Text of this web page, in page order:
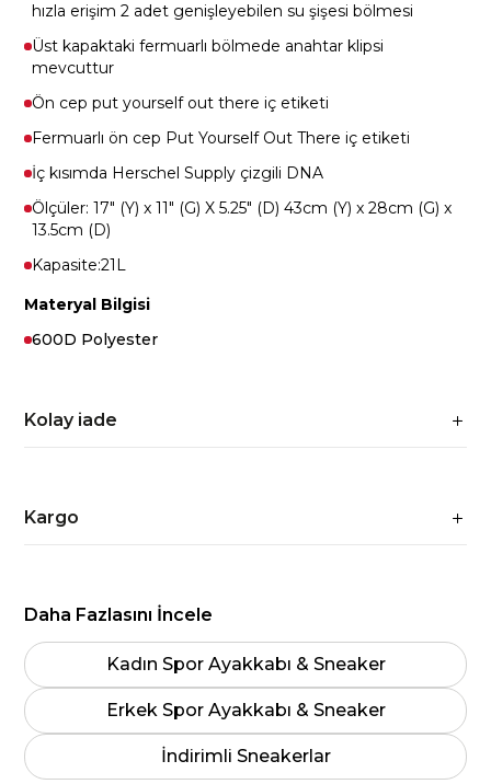
hızla erişim 2 adet genişleyebilen su şişesi bölmesi
Üst kapaktaki fermuarlı bölmede anahtar klipsi
mevcuttur
Ön cep put yourself out there iç etiketi
Fermuarlı ön cep Put Yourself Out There iç etiketi
İç kısımda Herschel Supply çizgili DNA
Ölçüler: 17" (Y) x 11" (G) X 5.25" (D) 43cm (Y) x 28cm (G) x
13.5cm (D)
Kapasite:21L
Materyal Bilgisi
600D Polyester
Kolay iade
Kargo
Daha Fazlasını İncele
Kadın Spor Ayakkabı & Sneaker
Erkek Spor Ayakkabı & Sneaker
İndirimli Sneakerlar